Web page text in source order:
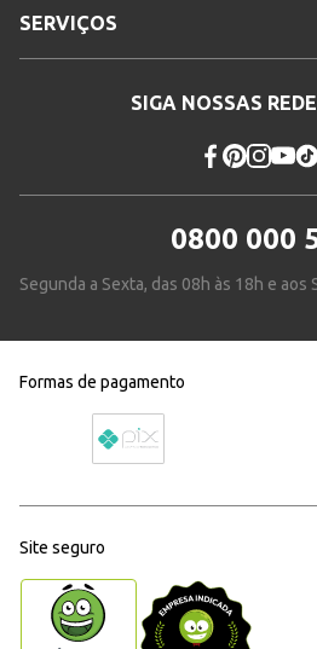
SERVIÇOS
SIGA NOSSAS
0800 000
Segunda a Sexta, das 08h às 18h e aos
Formas de pagamento
Site seguro